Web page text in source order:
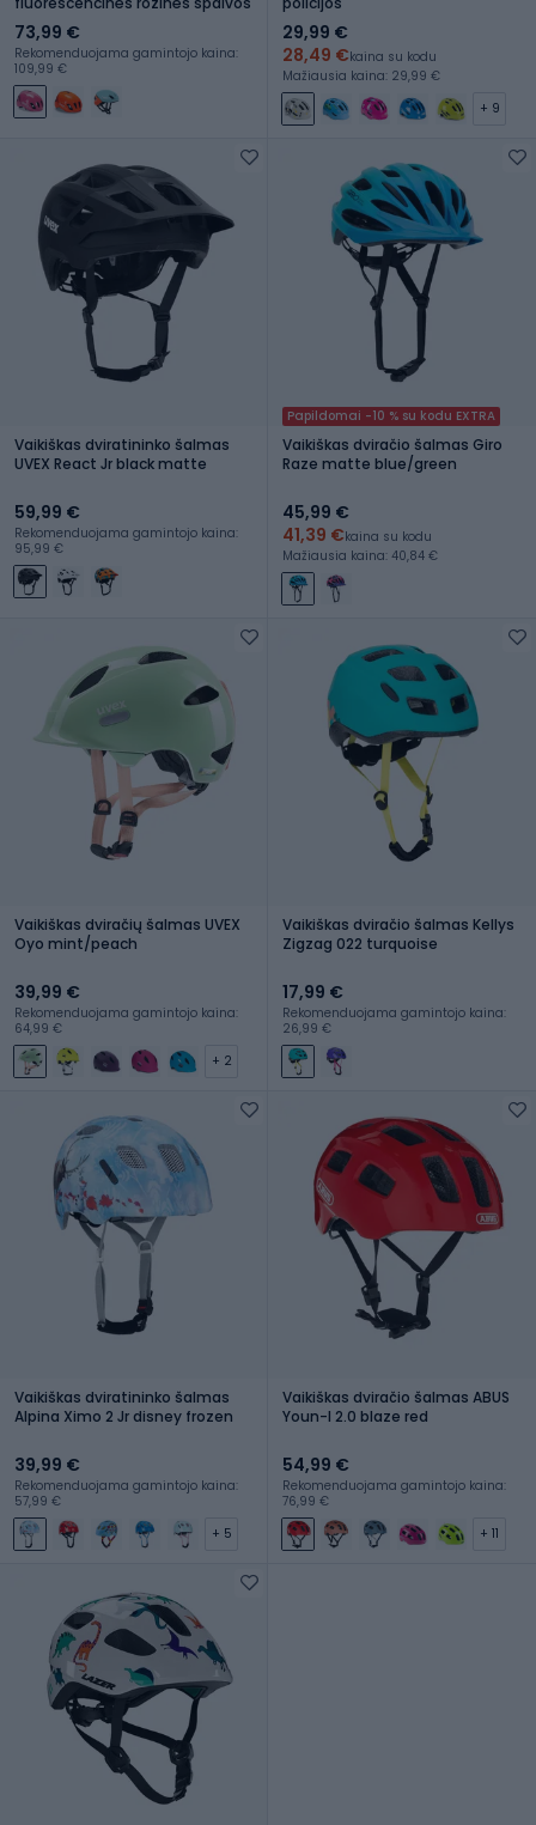
73,99 €
Rekomenduojama gamintojo kaina:
109,99 €
29,99 €
28,49 €kaina su kodu
Mažiausia kaina: 29,99 €
+ 9
Vaikiškas dviratininko šalmas
UVEX React Jr black matte
59,99 €
Rekomenduojama gamintojo kaina:
95,99 €
Papildomai -10 % su kodu EXTRA
Vaikiškas dviračio šalmas Giro
Raze matte blue/green
45,99 €
41,39 €kaina su kodu
Mažiausia kaina: 40,84 €
Vaikiškas dviračių šalmas UVEX
Oyo mint/peach
39,99 €
Rekomenduojama gamintojo kaina:
64,99 €
+ 2
Vaikiškas dviračio šalmas Kellys
Zigzag 022 turquoise
17,99 €
Rekomenduojama gamintojo kaina:
26,99 €
Vaikiškas dviratininko šalmas
Alpina Ximo 2 Jr disney frozen
39,99 €
Rekomenduojama gamintojo kaina:
57,99 €
+ 5
Vaikiškas dviračio šalmas ABUS
Youn-I 2.0 blaze red
54,99 €
Rekomenduojama gamintojo kaina:
76,99 €
+ 11